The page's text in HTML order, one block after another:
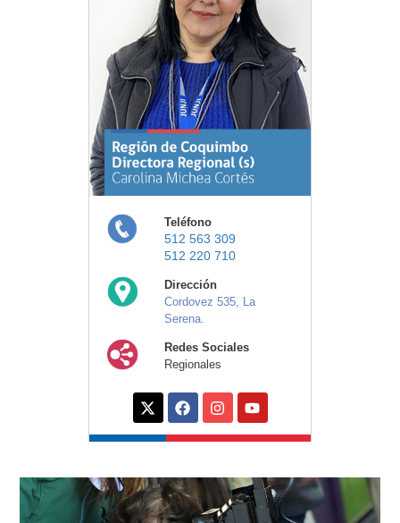
Teléfono
512 563 309
512 220 710
Dirección
Cordovez 535, La
Serena.
Redes Sociales
Regionales